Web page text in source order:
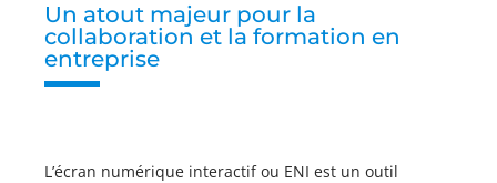
Un atout majeur pour la
collaboration et la formation en
entreprise
L’écran numérique interactif ou ENI est un outil